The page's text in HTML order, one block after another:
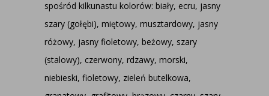
spośród kilkunastu kolorów: biały, ecru, jasny
szary (gołębi), miętowy, musztardowy, jasny
różowy, jasny fioletowy, beżowy, szary
(stalowy), czerwony, rdzawy, morski,
niebieski, fioletowy, zieleń butelkowa,